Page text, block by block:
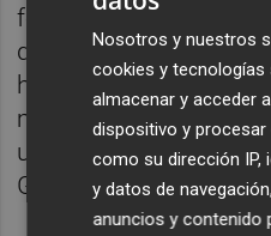
forestales (GIF). En
quemada en esos
hectáreas, dos puntos
media de la última
unas 47.000 han sido
GIF.
Nosotros y nuestros
cookies y tecnologías
almacenar y acceder
dispositivo y
como su dirección IP,
y datos de
anuncios y contenido